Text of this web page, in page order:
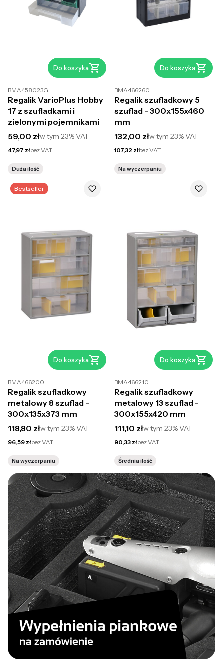
Do koszyka
BMA458023G
Regalik VarioPlus Hobby
17 z szufladkami i
zielonymi pojemnikami
Cena brutto
59,00 złw tym 23%VAT
Cena netto
47,97 złbez VAT
Duża ilość
Do koszyka
BMA466260
Regalik szufladkowy 5
szuflad - 300x155x460
mm
Cena brutto
132,00 złw tym23%VAT
Cena netto
107,32 złbez VAT
Na wyczerpaniu
Bestseller
Do koszyka
BMA466200
Regalik szufladkowy
metalowy 8 szuflad -
300x135x373 mm
Cena brutto
118,80 złw tym 23%VAT
Cena netto
96,59 złbez VAT
Na wyczerpaniu
Do koszyka
BMA466210
Regalik szufladkowy
metalowy 13 szuflad -
300x155x420 mm
Cena brutto
111,10 złw tym23%VAT
Cena netto
90,33 złbez VAT
Średnia ilość